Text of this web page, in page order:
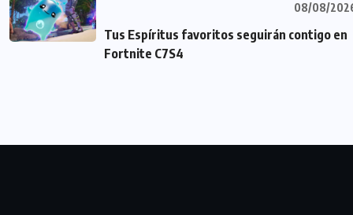
08/08/
Tus Espíritus favoritos seguirán contigo en
Fortnite C7S4